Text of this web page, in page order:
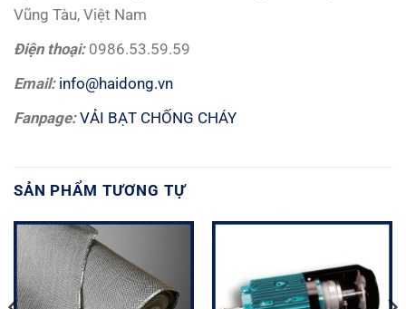
Vũng Tàu, Việt Nam
Điện thoại: 0986.53.59.59
Email: info@haidong.vn
Fanpage:VẢI BẠT CHỐNG CHÁY
SẢN PHẨM TƯƠNG TỰ